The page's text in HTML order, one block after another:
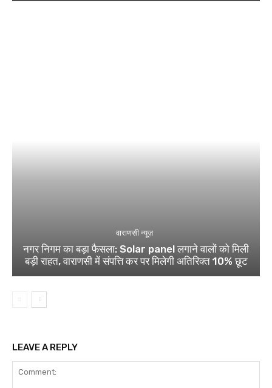
वाराणसी न्यूज़
नगर निगम का बड़ा फैसला: Solar panel लगाने वालों को मिली
बड़ी राहत, वाराणसी में संपत्ति कर पर मिलेगी अतिरिक्त 10% छूट
LEAVE A REPLY